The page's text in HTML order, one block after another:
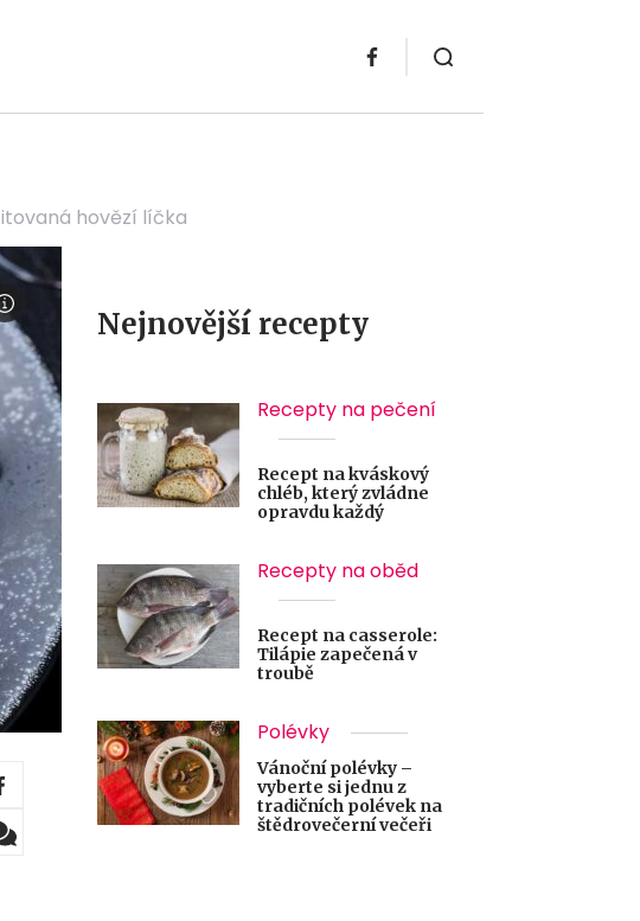
hovězí líčka
Nejnovější recepty
Recepty na pečení
Recept na kváskový
chléb, který zvládne
opravdu každý
Recepty na oběd
Recept na casserole:
Tilápie zapečená v
troubě
Polévky
Vánoční polévky –
vyberte si jednu z
tradičních polévek na
štědrovečerní večeři